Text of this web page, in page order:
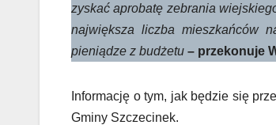
zyskać aprobatę zebrania
największa liczba mieszkańców
pieniądze z budżetu – przekonuje
Informację o tym, jak będzie się
Gminy Szczecinek.